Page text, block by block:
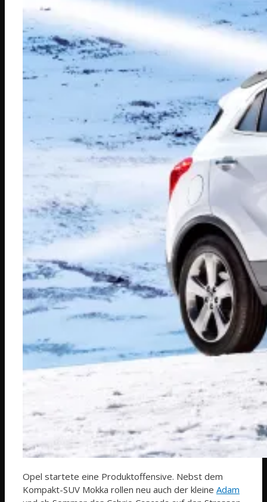
Opel startete eine Produktoffensive. Nebst dem
Kompakt-SUV Mokka rollen neu auch der kleine Adam